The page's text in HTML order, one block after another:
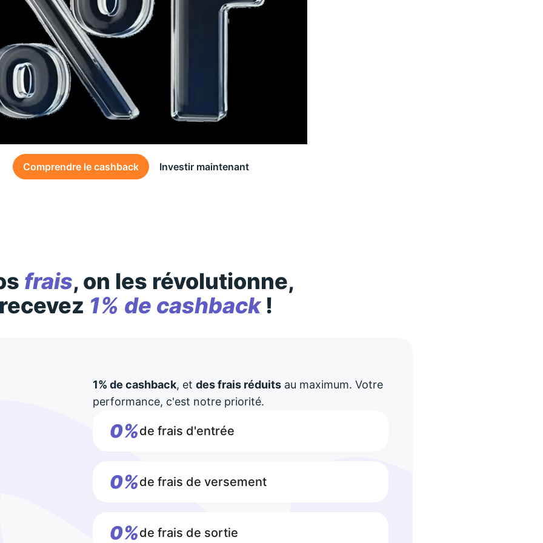
Comprendre le cashback Investir maintenant
frais, on les révolutionne,
1% de cashback!
1% de cashback, et des frais réduitsau maximum. Votre
performance, c'est notre priorité.
0%de frais d'entrée
0%de frais de versement
0%de frais de sortie